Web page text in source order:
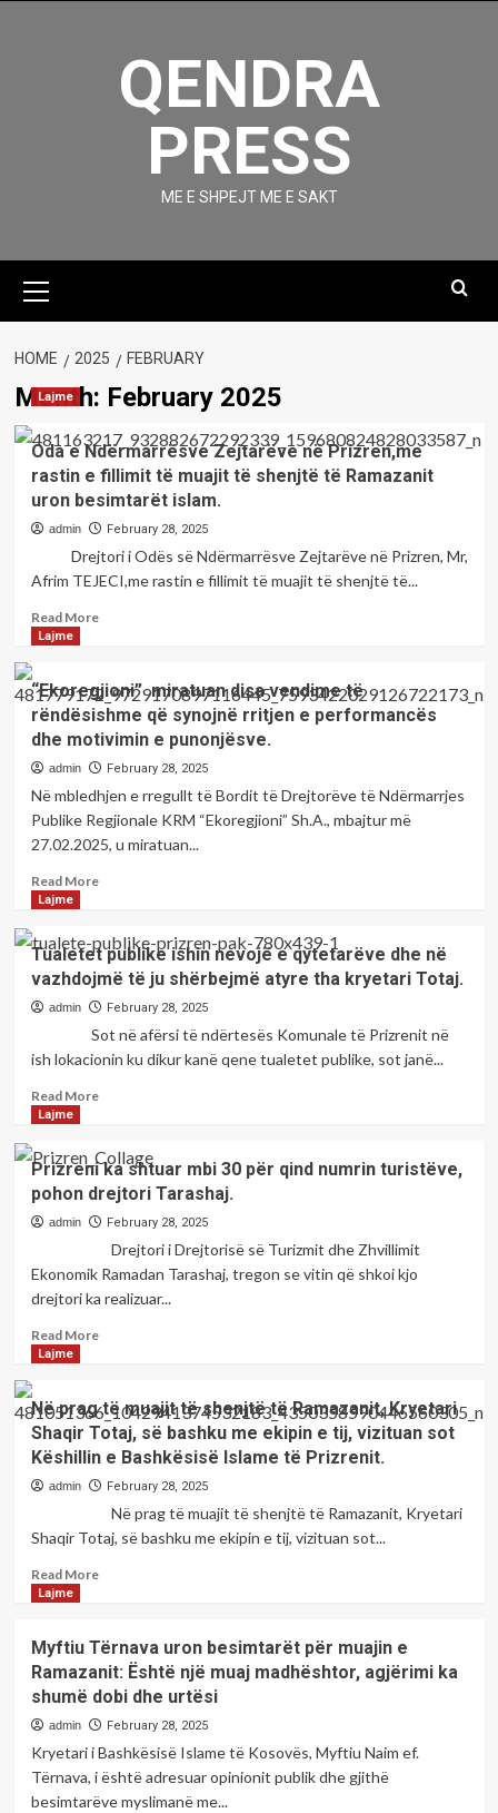
QENDRA
PRESS
ME E SHPEJT ME E SAKT
Menu
HOME 2025 FEBRUARY
Month: February 2025
Lajme
Oda e Ndërmarrësve Zejtarëve në Prizren,me
rastin e fillimit të muajit të shenjtë të Ramazanit
uron besimtarët islam.
admin February 28, 2025
Drejtori i Odës së Ndërmarrësve Zejtarëve në Prizren, Mr,
Afrim TEJECI,me rastin e fillimit të muajit të shenjtë të...
Read MoreRead
e
Ndërmarrësve
Zejtarëve
në
rastin
e
fillimit
muajit
të
Ramazanit
besimtarët
islam.
Lajme
“Ekoregjioni” miratuan disa vendime të
rëndësishme që synojnë rritjen e performancës
dhe motivimin e punonjësve.
admin February 28, 2025
Në mbledhjen e rregullt të Bordit të Drejtorëve të Ndërmarrjes
Publike Regjionale KRM “Ekoregjioni” Sh.A., mbajtur më
27.02.2025, u miratuan...
Read MoreRead
“Ekoregjioni”
miratuan
disa
vendime
të
që
performancës
dhe
motivimin
e
Lajme
Tualetet publike ishin nevojë e qytetarëve dhe në
vazhdojmë të ju shërbejmë atyre tha kryetari Totaj.
admin February 28, 2025
Sot në afërsi të ndërtesës Komunale të Prizrenit në
ish lokacionin ku dikur kanë qene tualetet publike, sot janë...
Read MoreRead
Tualetet
publike
ishin
nevojë
qytetarëve
dhe
në
atyre
tha
kryetari
Lajme
Prizreni ka shtuar mbi 30 për qind numrin turistëve,
pohon drejtori Tarashaj.
admin February 28, 2025
Drejtori i Drejtorisë së Turizmit dhe Zhvillimit
Ekonomik Ramadan Tarashaj, tregon se vitin që shkoi kjo
drejtori ka realizuar...
Read MoreRead
ka
shtuar
mbi
30
qind
numrin
Lajme
Në prag të muajit të shenjtë të Ramazanit, Kryetari
Shaqir Totaj, së bashku me ekipin e tij, vizituan sot
Këshillin e Bashkësisë Islame të Prizrenit.
admin February 28, 2025
Në prag të muajit të shenjtë të Ramazanit, Kryetari
Shaqir Totaj, së bashku me ekipin e tij, vizituan sot...
Read MoreRead
prag
të
muajit
të
të
Ramazanit,
Kryetari
Lajme
Myftiu Tërnava uron besimtarët për muajin e
Ramazanit: Është një muaj madhështor, agjërimi ka
shumë dobi dhe urtësi
admin February 28, 2025
Kryetari i Bashkësisë Islame të Kosovës, Myftiu Naim ef.
Tërnava, i është adresuar opinionit publik dhe gjithë
besimtarëve myslimanë me...